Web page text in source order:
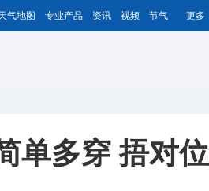
气地图 专业产品 资讯 视频 节气 更多
单多穿 捂对